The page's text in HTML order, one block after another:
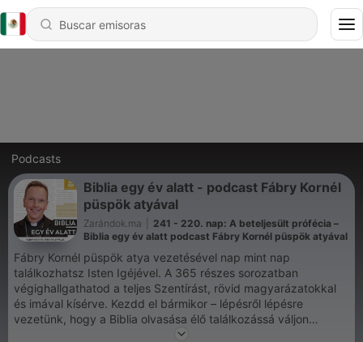
Podcasts
Biblia egy év alatt - podcast Fábry Kornél
püspök atyával
Zarándok.ma
241 - 220. nap: A beteljesült prófécia –
Biblia egy év alatt podcast Fábry Kornél püspök atyával
Fábry Kornél püspök atya vezetésével nap mint nap
találkozhatsz Isten Igéjével. A 365 részes sorozatban
végighallgathatod a teljes Szentírást, rövid magyarázatokkal
és imával kísérve. Kezdd el bármikor – lépésről lépésre
vezetünk, hogy a Biblia olvasása élő találkozássá váljon